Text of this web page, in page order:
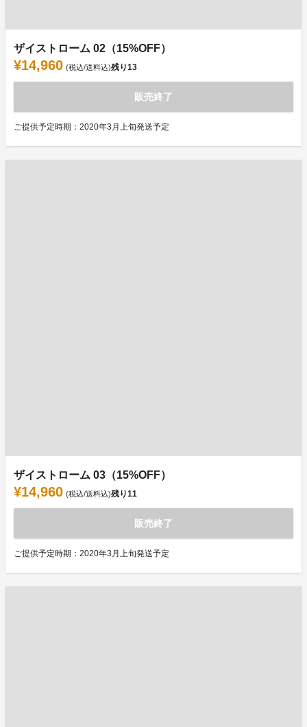
ザイストローム 02（15%OFF）
¥14,960 (税込/送料込)残り13
販売終了
ご提供予定時期：2020年3月上旬発送予定
ザイストローム 03（15%OFF）
¥14,960 (税込/送料込)残り11
販売終了
ご提供予定時期：2020年3月上旬発送予定